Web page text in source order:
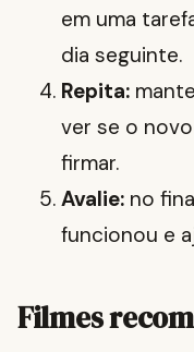
em uma
dia seguinte.
Repita:
ver se o
firmar.
Avalie: no
funcionou e
Filmes